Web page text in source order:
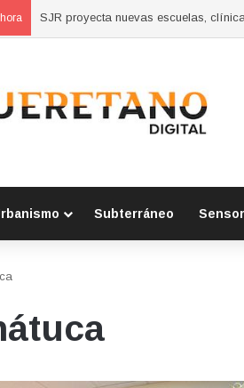
SJR proyecta nuevas escuelas,
Subterráneo